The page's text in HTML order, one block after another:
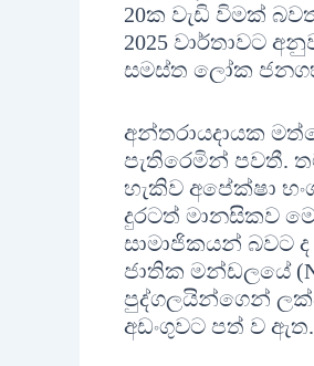
20ක වැඩි විමක්
2025 වාර්තාවට
සමස්ත ලෝක
අන්තරායදායක
පැතිරෙමින් පවතී.
හැකිව අපේක්ෂා
දුරටත් මානසිකව
සාමාජිකයන් බවට
ජාතික මන්ඩලයේ
පුද්ගලයින්ගෙන්
අඩංගුවට පත් ව ඇත.